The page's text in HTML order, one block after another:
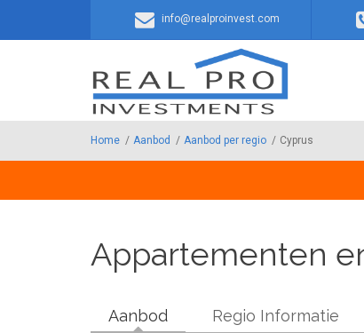
Overslaan en naar de inhoud gaaninfo@realproinvest.com
Home / Aanbod / Aanbod per regio / Cyprus
Appartementen
Aanbod Regio Informatie